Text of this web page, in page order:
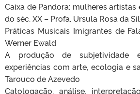
Caixa de Pandora: mulheres
do séc. XX – Profa. Ursula Rosa da
Práticas Musicais Imigrantes de
Werner Ewald
A produção de subjetividade
experiências com arte, ecologia e
Tarouco de Azevedo
Catologação, análise,